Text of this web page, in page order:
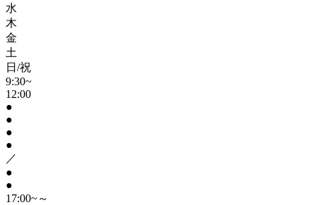
水
木
金
土
日/祝
9:30~
12:00
●
●
●
●
／
●
●
17:00~～